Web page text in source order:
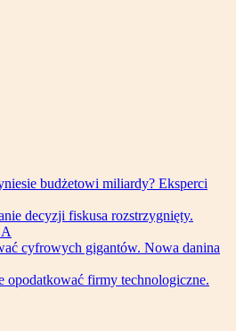
budżetowi miliardy? Eksperci
decyzji fiskusa rozstrzygnięty.
cyfrowych gigantów. Nowa danina
opodatkować firmy technologiczne.